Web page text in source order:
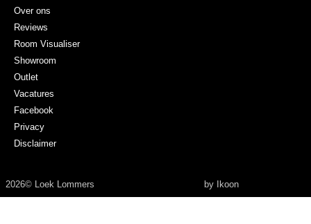
Over ons
Reviews
Room Visualiser
Showroom
Outlet
Vacatures
Facebook
Privacy
Disclaimer
2026© Loek Lommers by Ikoon